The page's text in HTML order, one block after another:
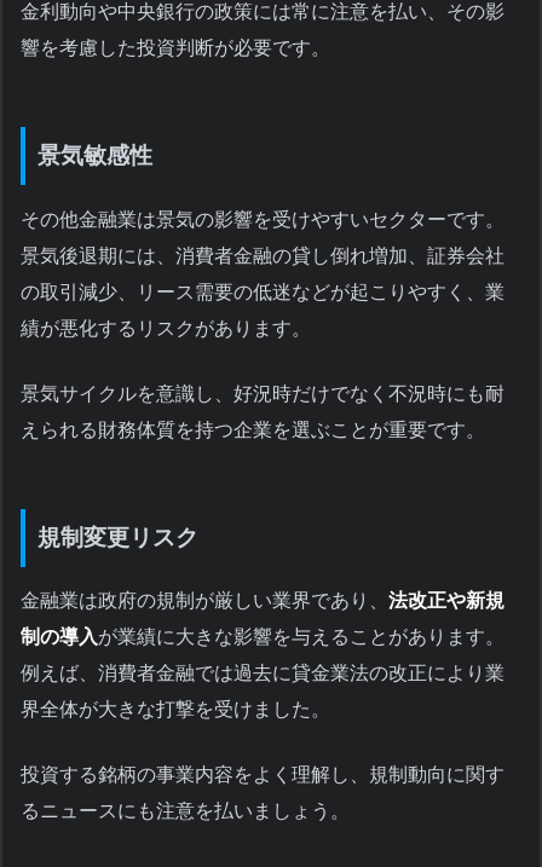
金利動向や中央銀行の政策には常に注意を払い、その影
響を考慮した投資判断が必要です。
景気敏感性
その他金融業は景気の影響を受けやすいセクターです。
景気後退期には、消費者金融の貸し倒れ増加、証券会社
の取引減少、リース需要の低迷などが起こりやすく、業
績が悪化するリスクがあります。
景気サイクルを意識し、好況時だけでなく不況時にも耐
えられる財務体質を持つ企業を選ぶことが重要です。
規制変更リスク
金融業は政府の規制が厳しい業界であり、 法改正や新規
制の導入が業績に大きな影響を与えることがあります。
例えば、消費者金融では過去に貸金業法の改正により業
界全体が大きな打撃を受けました。
投資する銘柄の事業内容をよく理解し、規制動向に関す
るニュースにも注意を払いましょう。